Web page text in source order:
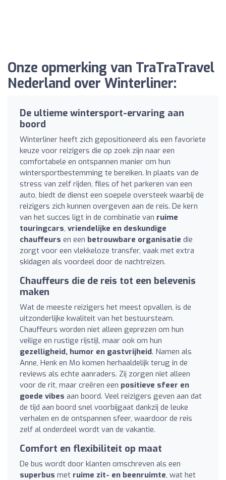
Onze opmerking van TraTraTravel
Nederland over Winterliner:
De ultieme wintersport-ervaring aan
boord
Winterliner heeft zich gepositioneerd als een favoriete
keuze voor reizigers die op zoek zijn naar een
comfortabele en ontspannen manier om hun
wintersportbestemming te bereiken. In plaats van de
stress van zelf rijden, files of het parkeren van een
auto, biedt de dienst een soepele oversteek waarbij de
reizigers zich kunnen overgeven aan de reis. De kern
van het succes ligt in de combinatie van ruime
touringcars, vriendelijke en deskundige
chauffeurs en een betrouwbare organisatie die
zorgt voor een vlekkeloze transfer, vaak met extra
skidagen als voordeel door de nachtreizen.
Chauffeurs die de reis tot een belevenis
maken
Wat de meeste reizigers het meest opvallen, is de
uitzonderlijke kwaliteit van het bestuursteam.
Chauffeurs worden niet alleen geprezen om hun
veilige en rustige rijstijl, maar ook om hun
gezelligheid, humor en gastvrijheid. Namen als
Anne, Henk en Mo komen herhaaldelijk terug in de
reviews als echte aanraders. Zij zorgen niet alleen
voor de rit, maar creëren een positieve sfeer en
goede vibes aan boord. Veel reizigers geven aan dat
de tijd aan boord snel voorbijgaat dankzij de leuke
verhalen en de ontspannen sfeer, waardoor de reis
zelf al onderdeel wordt van de vakantie.
Comfort en flexibiliteit op maat
De bus wordt door klanten omschreven als een
superbus met ruime zit- en beenruimte, wat het